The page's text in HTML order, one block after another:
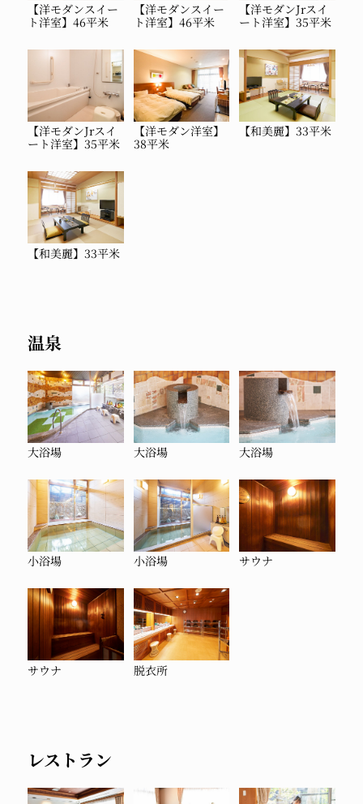
【洋モダンスイー
ト洋室】46平米
【洋モダンスイー
ト洋室】46平米
【洋モダンJrスイ
ート洋室】35平米
【洋モダンJrスイ
ート洋室】35平米
【洋モダン洋室】
38平米
【和美麗】33平米
【和美麗】33平米
温泉
大浴場 大浴場 大浴場
小浴場 小浴場 サウナ
サウナ 脱衣所
レストラン